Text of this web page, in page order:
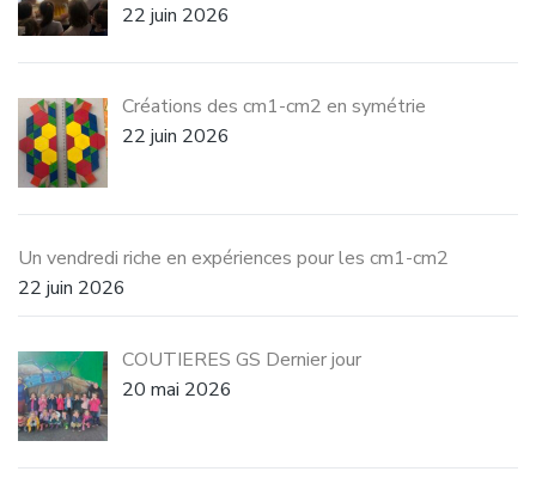
22 juin 2026
Créations des cm1-cm2 en symétrie
22 juin 2026
Un vendredi riche en expériences pour les cm1-cm2
22 juin 2026
COUTIERES GS Dernier jour
20 mai 2026